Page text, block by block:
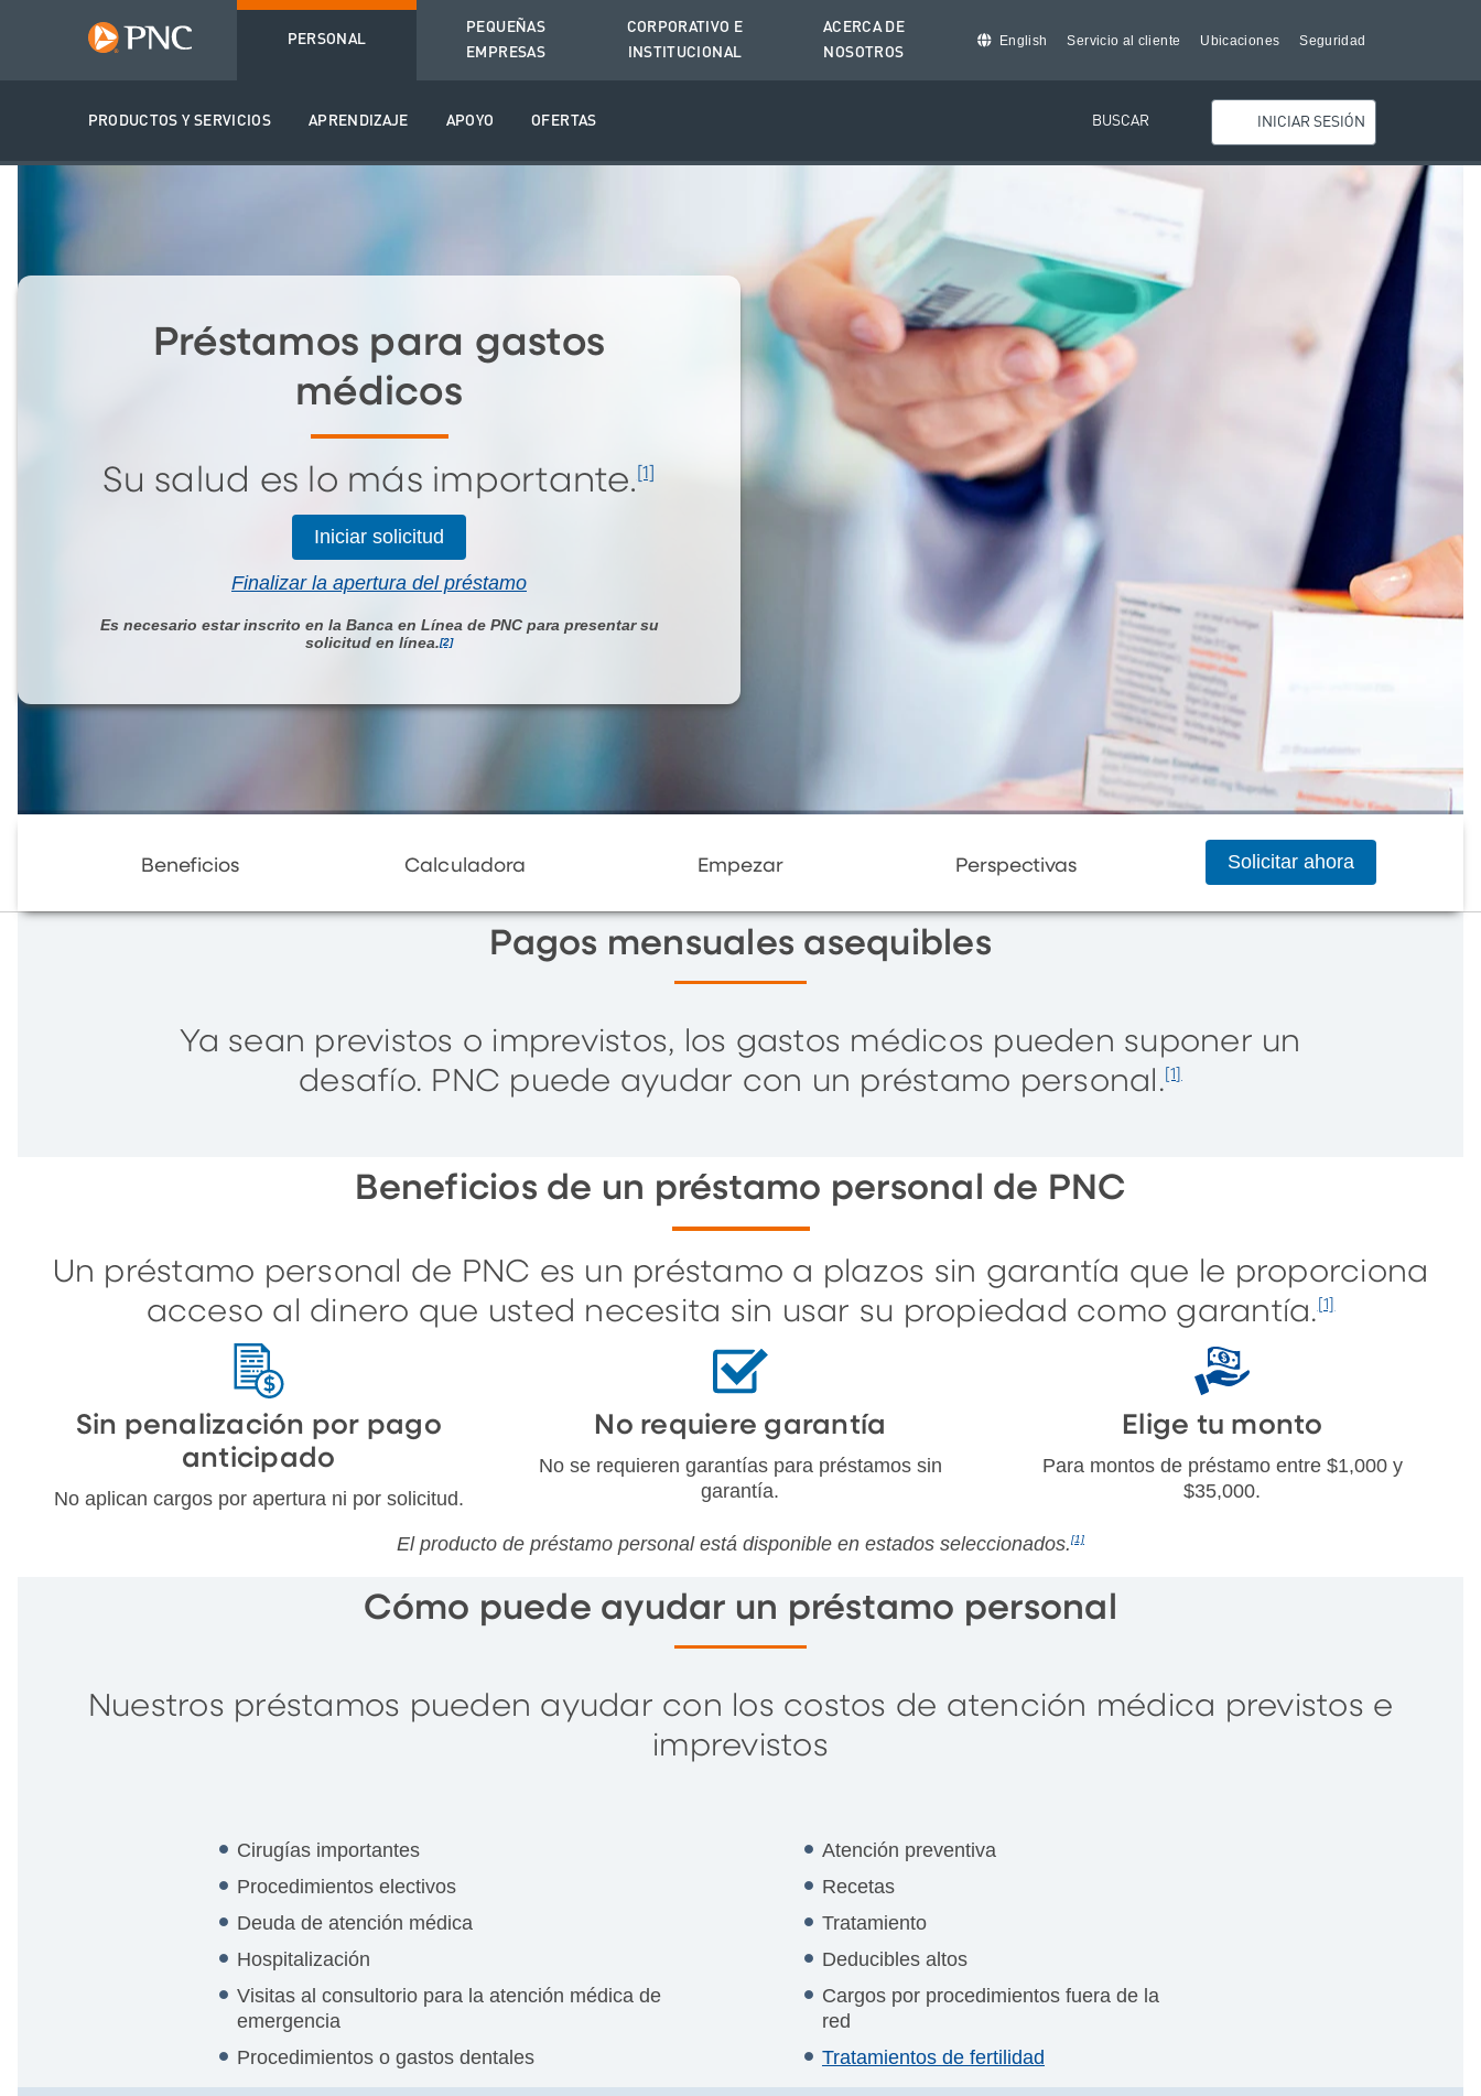
PERSONAL
PRODUCTOS Y SERVICIOS APRENDIZAJE APOYO OFERTAS
PEQUEÑAS
EMPRESAS
CORPORATIVO E
INSTITUCIONAL
ACERCA DE
NOSOTROS
English Servicio al cliente Ubicaciones Seguridad
BUSCAR INICIAR SESIÓN
Préstamos para gastos
médicos
Su salud es lo más importante. [1]
Iniciar solicitud
Finalizar la apertura del préstamo
Es necesario estar inscrito en la Banca en Línea de PNC para presentar su
solicitud en línea.[2]
Beneficios Calculadora Empezar Perspectivas Solicitar ahora
Pagos mensuales asequibles
Ya sean previstos o imprevistos, los gastos médicos pueden suponer un
desafío. PNC puede ayudar con un préstamo personal. [1]
Beneficios de un préstamo personal de PNC
Un préstamo personal de PNC es un préstamo a plazos sin garantía que le proporciona
acceso al dinero que usted necesita sin usar su propiedad como garantía. [1]
Sin penalización por pago
anticipado
No aplican cargos por apertura ni por solicitud.
No requiere garantía
No se requieren garantías para préstamos sin
garantía.
Elige tu monto
Para montos de préstamo entre $1,000 y
$35,000.
El producto de préstamo personal está disponible en estados seleccionados.[1]
Cómo puede ayudar un préstamo personal
Nuestros préstamos pueden ayudar con los costos de atención médica previstos e
imprevistos
Cirugías importantes
Procedimientos electivos
Deuda de atención médica
Hospitalización
Visitas al consultorio para la atención médica de
emergencia
Procedimientos o gastos dentales
Atención preventiva
Recetas
Tratamiento
Deducibles altos
Cargos por procedimientos fuera de la
red
Tratamientos de fertilidad